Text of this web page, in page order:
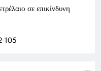
σε επικίνδυνη
105